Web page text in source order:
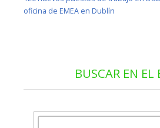
oficina de EMEA en Dublín
BUSCAR EN EL